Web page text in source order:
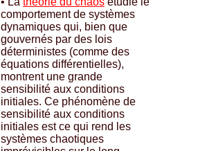
comportement de systèmes
dynamiques qui, bien que
gouvernés par des lois
déterministes (comme des
équations différentielles),
montrent une grande
sensibilité aux conditions
initiales. Ce phénomène de
sensibilité aux conditions
initiales est ce qui rend les
systèmes chaotiques